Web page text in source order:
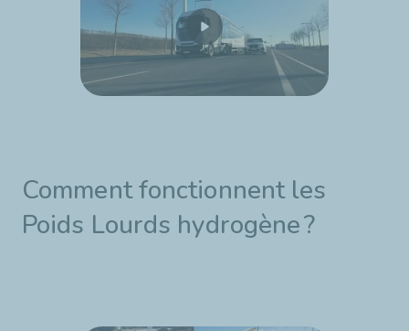
Comment fonctionnent les
Poids Lourds hydrogène ?